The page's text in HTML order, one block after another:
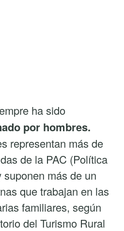
ha sido
por hombres.
representan más de
de la PAC (Política
más de un
que trabajan en las
familiares, según
del Turismo Rural